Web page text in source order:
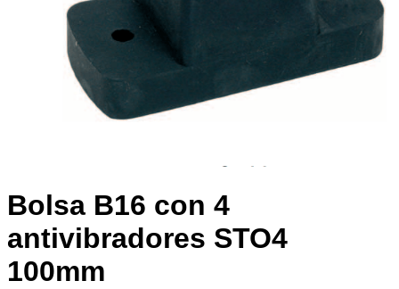
Bolsa B16 con 4
antivibradores STO4
100mm